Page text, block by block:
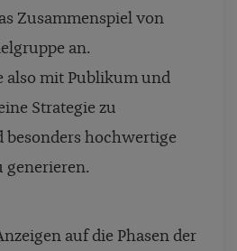
Zusammenspiel von
an.
also mit Publikum und
Strategie zu
besonders hochwertige
generieren.
auf die Phasen der